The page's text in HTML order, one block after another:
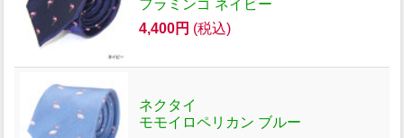
フラミンゴ ネイビー
4,400円 (税込)
ネクタイ
モモイロペリカン ブルー